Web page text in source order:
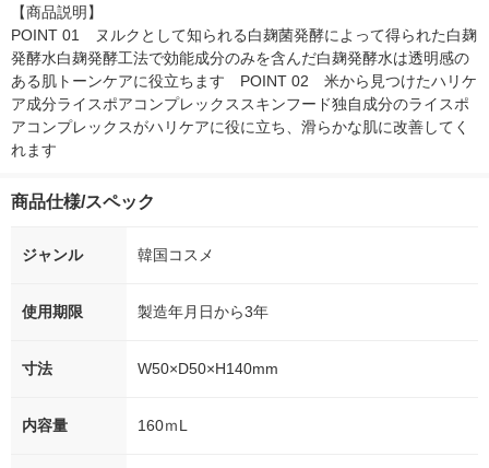
【商品説明】
POINT 01　ヌルクとして知られる白麹菌発酵によって得られた白麹
発酵水白麹発酵工法で効能成分のみを含んだ白麹発酵水は透明感の
ある肌トーンケアに役立ちます　POINT 02　米から見つけたハリケ
ア成分ライスポアコンプレックススキンフード独自成分のライスポ
アコンプレックスがハリケアに役に立ち、滑らかな肌に改善してく
れます
商品仕様/スペック
ジャンル 韓国コスメ
使用期限 製造年月日から3年
寸法 W50×D50×H140mm
内容量 160ｍL